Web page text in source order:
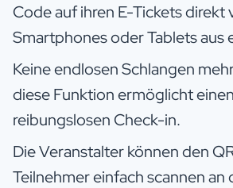
Code auf ihren E-Tickets direkt
Smartphones oder Tablets aus
Keine endlosen Schlangen
diese Funktion ermöglicht
reibungslosen Check-in.
Die Veranstalter können den
Teilnehmer einfach scannen an